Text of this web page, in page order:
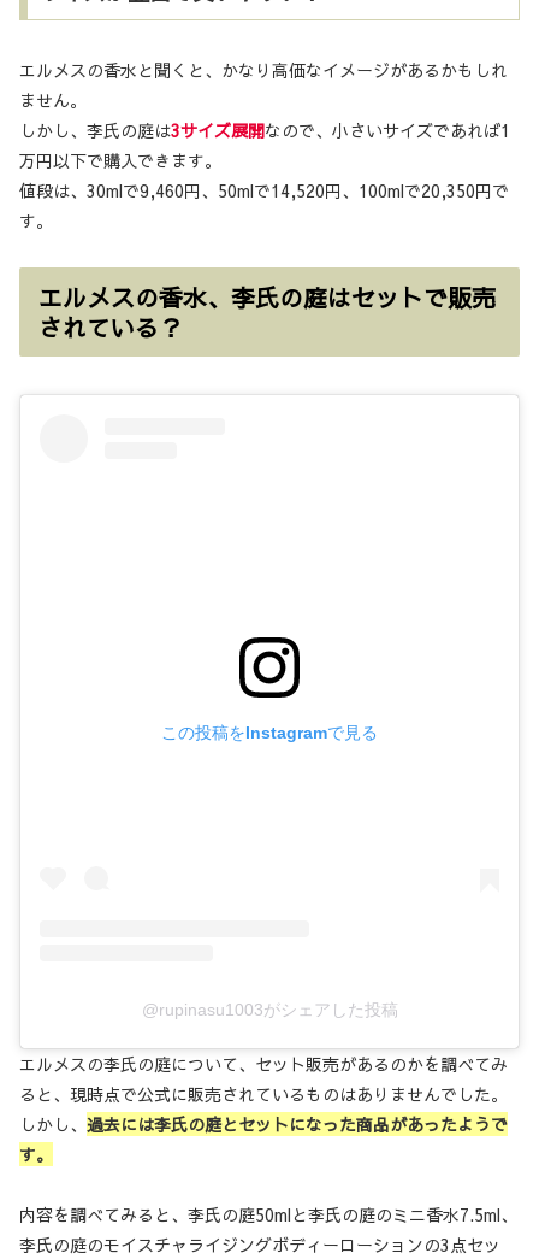
エルメスの香水と聞くと、かなり高価なイメージがあるかもしれ
ません。
しかし、李氏の庭は3サイズ展開なので、小さいサイズであれば1
万円以下で購入できます。
値段は、30mlで9,460円、50mlで14,520円、100mlで20,350円で
す。
エルメスの香水、李氏の庭はセットで販売
されている？
この投稿をInstagramで見る
@rupinasu1003がシェアした投稿
エルメスの李氏の庭について、セット販売があるのかを調べてみ
ると、現時点で公式に販売されているものはありませんでした。
しかし、 過去には李氏の庭とセットになった商品があったようで
す。
内容を調べてみると、李氏の庭50mlと李氏の庭のミニ香水7.5ml、
李氏の庭のモイスチャライジングボディーローションの3点セッ